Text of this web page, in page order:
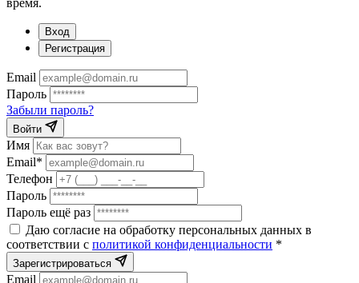
Вход
Регистрация
Email
Пароль
Забыли пароль?
Войти
Имя
Email*
Телефон
Пароль
Пароль ещё раз
Даю согласие на обработку персональных данных в
соответствии с политикой конфиденциальности *
Зарегистрироваться
Email